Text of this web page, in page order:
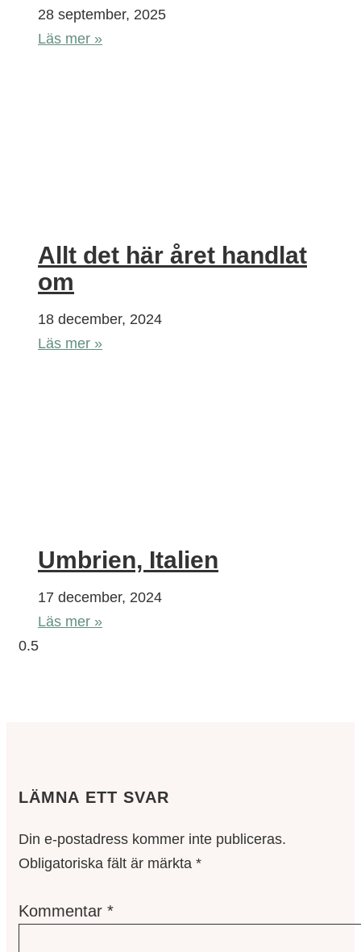
28 september, 2025
Läs mer »
Allt det här året handlat
om
18 december, 2024
Läs mer »
Umbrien, Italien
17 december, 2024
Läs mer »
LÄMNA ETT SVAR
Din e-postadress kommer inte publiceras.
Obligatoriska fält är märkta *
Kommentar *